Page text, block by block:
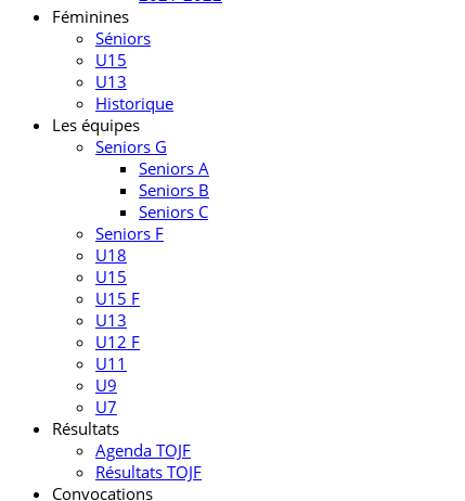
Féminines
Séniors
U15
U13
Historique
Les équipes
Seniors G
Seniors A
Seniors B
Seniors C
Seniors F
U18
U15
U15 F
U13
U12 F
U11
U9
U7
Résultats
Agenda TOJF
Résultats TOJF
Convocations